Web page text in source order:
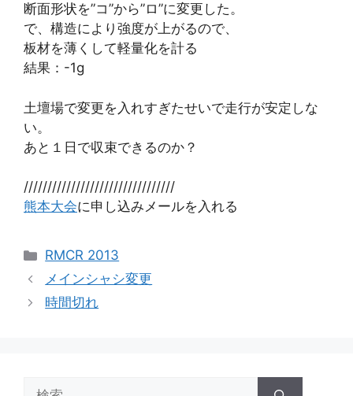
断面形状を”コ”から”ロ”に変更した。
で、構造により強度が上がるので、
板材を薄くして軽量化を計る
結果：-1g
土壇場で変更を入れすぎたせいで走行が安定しな
い。
あと１日で収束できるのか？
////////////////////////////////
熊本大会に申し込みメールを入れる
カ
テ
リ
RMCR 2013
メインシャシ変更
時間切れ